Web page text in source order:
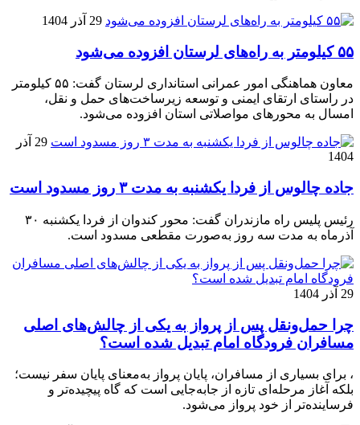
29 آذر 1404
۵۵ کیلومتر به راه‌های لرستان افزوده می‌شود
معاون هماهنگی امور عمرانی استانداری لرستان گفت: ۵۵ کیلومتر
در راستای ارتقای ایمنی و توسعه زیرساخت‌های حمل و نقل،
امسال به محورهای مواصلاتی استان افزوده می‌شود.
29 آذر
1404
جاده چالوس از فردا یکشنبه به مدت ۳ روز مسدود است
رئیس پلیس راه مازندران گفت: محور کندوان از فردا یکشنبه ۳۰
آذرماه به مدت سه روز به‌صورت مقطعی مسدود است.
29 آذر 1404
چرا حمل‌ونقل پس از پرواز به یکی از چالش‌های اصلی
مسافران فرودگاه امام تبدیل شده است؟
، برای بسیاری از مسافران، پایان پرواز به‌معنای پایان سفر نیست؛
بلکه آغاز مرحله‌ای تازه از جابه‌جایی است که گاه پیچیده‌تر و
فرساینده‌تر از خود پرواز می‌شود.